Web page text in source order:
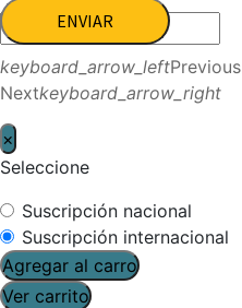
ENVIAR
keyboard_arrow_leftPrevious
Nextkeyboard_arrow_right
×
Seleccione
Suscripción nacional
Suscripción internacional
Agregar al carro
Ver carrito